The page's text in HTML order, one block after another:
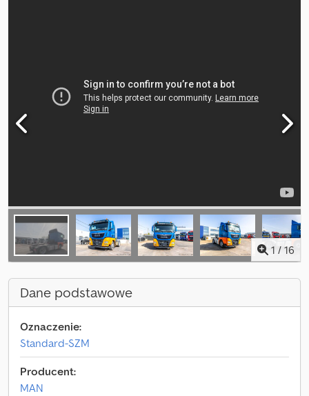
1 / 16
Dane podstawowe
Oznaczenie:
Standard-SZM
Producent:
MAN